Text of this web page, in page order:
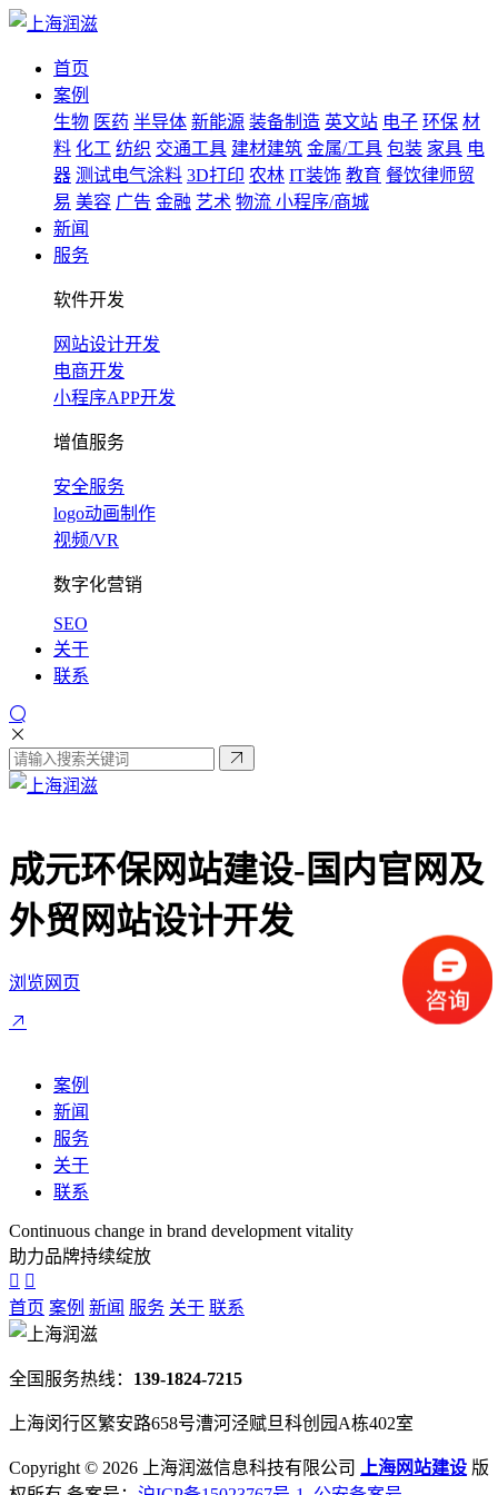
首页
案例
生物 医药 半导体 新能源 装备制造 英文站 电子 环保 材
料 化工 纺织 交通工具 建材建筑 金属/工具 包装 家具 电
器 测试电气涂料 3D打印 农林 IT装饰 教育 餐饮律师贸
易 美容 广告 金融 艺术 物流 小程序/商城
新闻
服务
软件开发
网站设计开发
电商开发
小程序APP开发
增值服务
安全服务
logo动画制作
视频/VR
数字化营销
SEO
关于
联系
成元环保网站建设-国内官网及
外贸网站设计开发
浏览网页
案例
新闻
服务
关于
联系
Continuous change in brand development vitality
助力品牌持续绽放
首页 案例 新闻 服务 关于 联系
全国服务热线： 139-1824-7215
上海闵行区繁安路658号漕河泾赋旦科创园A栋402室
Copyright © 2026 上海润滋信息科技有限公司 上海网站建设 版